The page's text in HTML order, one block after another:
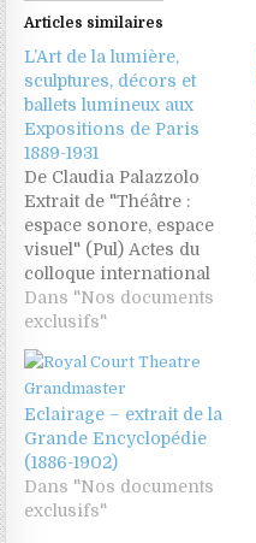
Articles similaires
L’Art de la lumière,
sculptures, décors et
ballets lumineux aux
Expositions de Paris
1889-1931
De Claudia Palazzolo
Extrait de "Théâtre :
espace sonore, espace
visuel" (Pul) Actes du
colloque international
de l'université Louis
Lumière Lyon II - 2003
Sous la Direction de
Christine Hamon-
Siréjols et Anne Surgers
Cette communication
propose une réflexion
sur l’éclairage en tant
qu’élément caractérisant
les mises en scène des
Dans "Nos documents
exclusifs"
Eclairage – extrait de la
Grande Encyclopédie
(1886-1902)
Dans "Nos documents
exclusifs"